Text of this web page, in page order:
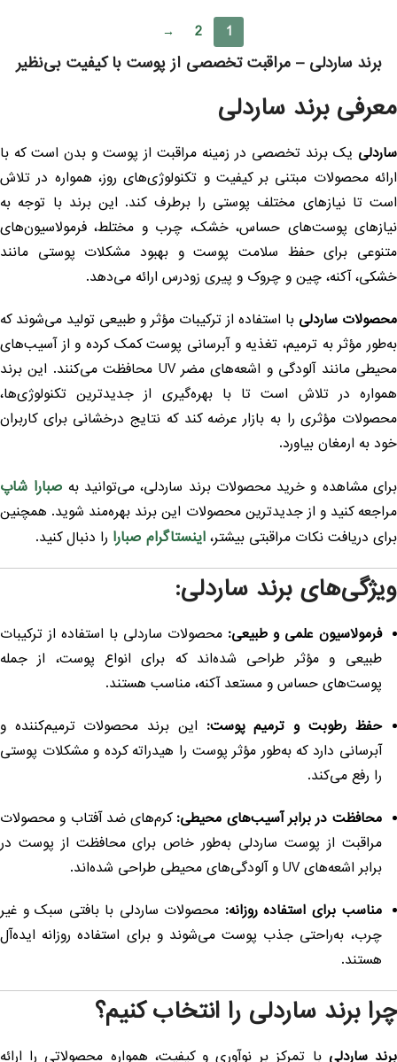
1
2
→
برند ساردلی – مراقبت تخصصی از پوست با کیفیت بی‌نظیر
معرفی برند ساردلی
ساردلی یک برند تخصصی در زمینه مراقبت از پوست و بدن است که با
ارائه محصولات مبتنی بر کیفیت و تکنولوژی‌های روز، همواره در تلاش
است تا نیازهای مختلف پوستی را برطرف کند. این برند با توجه به
نیازهای پوست‌های حساس، خشک، چرب و مختلط، فرمولاسیون‌های
متنوعی برای حفظ سلامت پوست و بهبود مشکلات پوستی مانند
خشکی، آکنه، چین و چروک و پیری زودرس ارائه می‌دهد.
محصولات ساردلی با استفاده از ترکیبات مؤثر و طبیعی تولید می‌شوند که
به‌طور مؤثر به ترمیم، تغذیه و آبرسانی پوست کمک کرده و از آسیب‌های
محیطی مانند آلودگی و اشعه‌های مضر UV محافظت می‌کنند. این برند
همواره در تلاش است تا با بهره‌گیری از جدیدترین تکنولوژی‌ها،
محصولات مؤثری را به بازار عرضه کند که نتایج درخشانی برای کاربران
خود به ارمغان بیاورد.
مشاهده و خرید محصولات برند ساردلی، می‌توانید به صبارا شاپ
مراجعه کنید و از جدیدترین محصولات این برند بهره‌مند شوید. همچنین
برای دریافت نکات مراقبتی بیشتر، اینستاگرام صبارا را دنبال کنید.
ویژگی‌های برند ساردلی:
فرمولاسیون علمی و طبیعی:محصولات ساردلی با استفاده از ترکیبات
طبیعی و مؤثر طراحی شده‌اند که برای انواع پوست، از جمله
پوست‌های حساس و مستعد آکنه، مناسب هستند.
حفظ رطوبت و ترمیم پوست: این برند محصولات ترمیم‌کننده و
آبرسانی دارد که به‌طور مؤثر پوست را هیدراته کرده و مشکلات پوستی
را رفع می‌کند.
محافظت در برابر آسیب‌های محیطی:کرم‌های ضد آفتاب و محصولات
مراقبت از پوست ساردلی به‌طور خاص برای محافظت از پوست در
برابر اشعه‌های UV و آلودگی‌های محیطی طراحی شده‌اند.
مناسب برای استفاده روزانه: محصولات ساردلی با بافتی سبک و غیر
چرب، به‌راحتی جذب پوست می‌شوند و برای استفاده روزانه ایده‌آل
هستند.
چرا برند ساردلی را انتخاب کنیم؟
ساردلی با تمرکز بر نوآوری و کیفیت، همواره محصولاتی را ارائه